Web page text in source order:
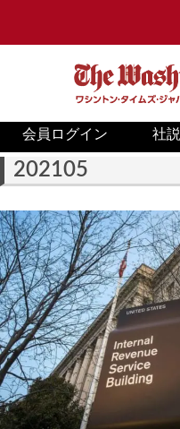
ニュース
ホワイトハウス
COVID-19
米国内
国際
安全保障
会員ログイン 社説
202105